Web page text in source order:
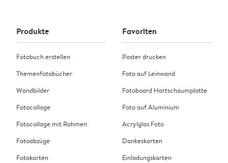
Produkte
Fotobuch erstellen
Themenfotobücher
Wandbilder
Fotocollage
Fotocollage mit Rahmen
Fotoabzüge
Fotokarten
Favoriten
Poster drucken
Foto auf Leinwand
Fotoboard Hartschaumplatte
Foto auf Aluminium
Acrylglas Foto
Dankeskarten
Einladungskarten